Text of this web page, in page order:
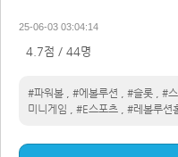
25-06-03 03:04:14
4.7점 / 44명
#파워볼 #에볼루션 #슬롯 #
미니게임
#E스포츠 #레볼루션